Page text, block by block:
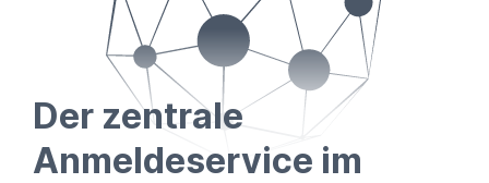
Einwilligungen überprüfen
Nutzerdaten herunterladen
Der zentrale
Anmeldeservice im